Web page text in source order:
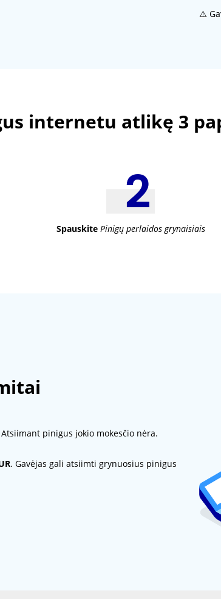
⚠️
internetu atlikę 3
Spauskite Pinigų perlaidos grynaisiais
pinigus jokio mokesčio nėra.
. Gavėjas gali atsiimti grynuosius pinigus